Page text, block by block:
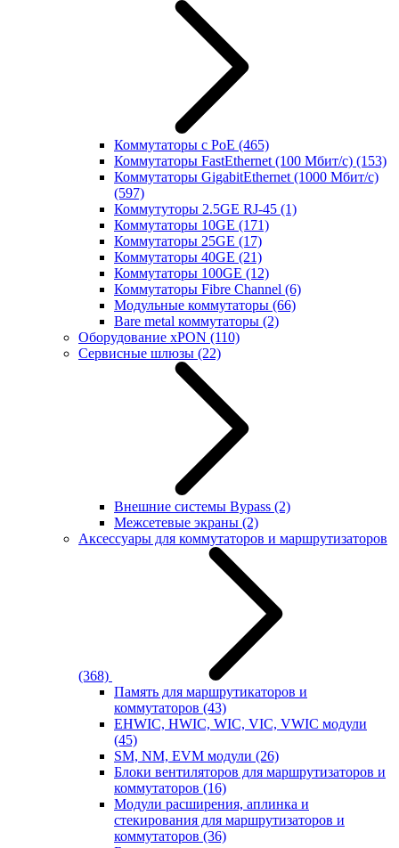
Коммутаторы с PoE (465)
Коммутаторы FastEthernet (100 Мбит/с) (153)
Коммутаторы GigabitEthernet (1000 Мбит/с)
(597)
Коммутуторы 2.5GE RJ-45 (1)
Коммутаторы 10GE (171)
Коммутаторы 25GE (17)
Коммутаторы 40GE (21)
Коммутаторы 100GE (12)
Коммутаторы Fibre Channel (6)
Модульные коммутаторы (66)
Bare metal коммутаторы (2)
Оборудование xPON (110)
Сервисные шлюзы (22)
Внешние системы Bypass (2)
Межсетевые экраны (2)
Аксессуары для коммутаторов и маршрутизаторов
(368)
Память для маршрутикаторов и
коммутаторов (43)
EHWIC, HWIC, WIC, VIC, VWIC модули
(45)
SM, NM, EVM модули (26)
Блоки вентиляторов для маршрутизаторов и
коммутаторов (16)
Модули расширения, аплинка и
стекирования для маршрутизаторов и
коммутаторов (36)